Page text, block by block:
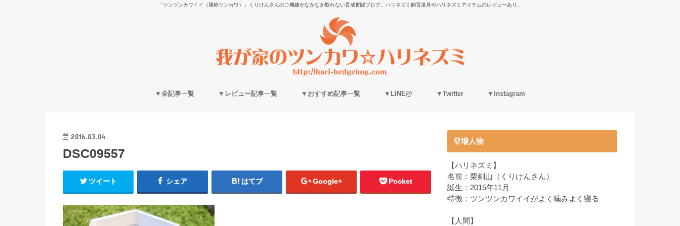
「ツンツンカワイイ（通称ツンカワ）」くりけんさんのご機嫌がなかなか取れない育成奮闘ブログ。ハリネズミ飼育道具やハリネズミアイテムのレビューあり。
▼全記事一覧 ▼レビュー記事一覧 ▼おすすめ記事一覧 ▼LINE@ ▼Twitter ▼Instagram
2016.03.04
DSC09557
ツイート シェア はてブ Google+ Pocket
登場人物
【ハリネズミ】
名前：栗剣山（くりけんさん）
誕生：2015年11月
特徴：ツンツンカワイイがよく噛みよく寝る
【人間】